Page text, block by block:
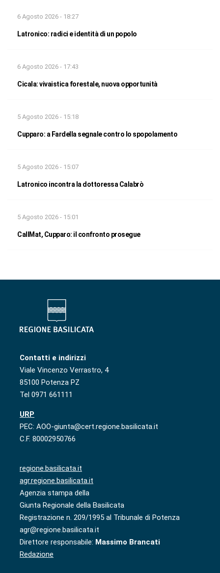
6 Agosto 2026 - 18:27
Latronico: radici e identità di un popolo
6 Agosto 2026 - 17:43
Cicala: vivaistica forestale, nuova opportunità
5 Agosto 2026 - 15:18
Cupparo: a Fardella segnale contro lo spopolamento
5 Agosto 2026 - 15:07
Latronico incontra la dottoressa Calabrò
5 Agosto 2026 - 15:01
CallMat, Cupparo: il confronto prosegue
Contatti e indirizzi
Viale Vincenzo Verrastro, 4
85100 Potenza PZ
Tel 0971 661111
URP
PEC: AOO-giunta@cert.regione.basilicata.it
C.F. 80002950766
regione.basilicata.it
agr.regione.basilicata.it
Agenzia stampa della
Giunta Regionale della Basilicata
Registrazione n. 209/1995 al Tribunale di Potenza
agr@regione.basilicata.it
Direttore responsabile: Massimo Brancati
Redazione